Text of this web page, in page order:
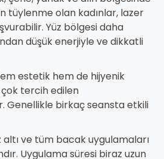
tüylenme olan kadınlar, lazer
Yüz bölgesi daha
düşük enerjiyle ve dikkatli
estetik hem de hijyenik
tercih edilen
Genellikle birkaç seansta etkili
altı ve tüm bacak uygulamaları
Uygulama süresi biraz uzun